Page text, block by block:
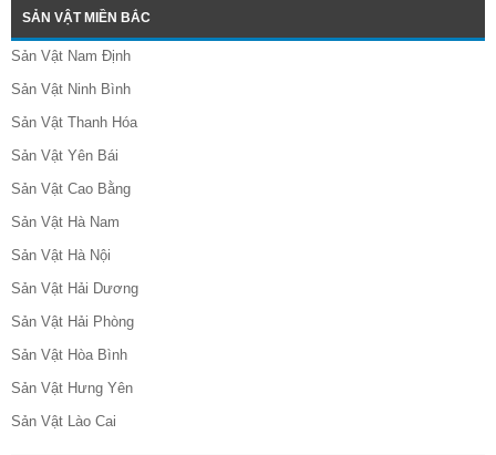
SẢN VẬT MIỀN BẮC
Sản Vật Nam Định
Sản Vật Ninh Bình
Sản Vật Thanh Hóa
Sản Vật Yên Bái
Sản Vật Cao Bằng
Sản Vật Hà Nam
Sản Vật Hà Nội
Sản Vật Hải Dương
Sản Vật Hải Phòng
Sản Vật Hòa Bình
Sản Vật Hưng Yên
Sản Vật Lào Cai